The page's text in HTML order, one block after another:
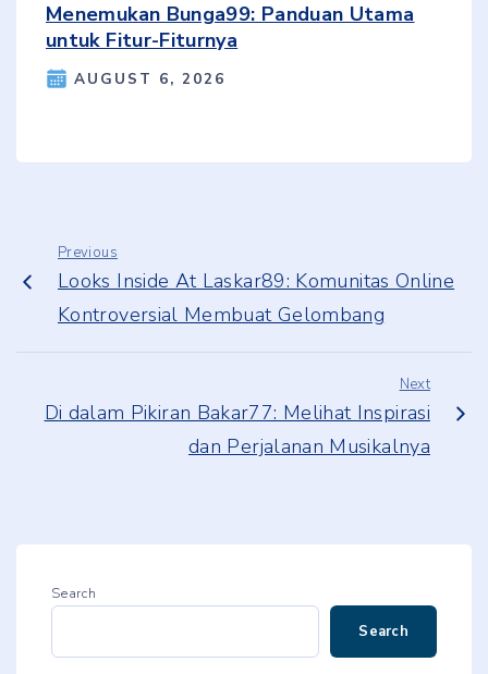
Menemukan Bunga99: Panduan Utama
untuk Fitur-Fiturnya
AUGUST 6, 2026
Previous
Looks Inside At Laskar89: Komunitas Online
Kontroversial Membuat Gelombang
Next
Di dalam Pikiran Bakar77: Melihat Inspirasi
dan Perjalanan Musikalnya
Search
Search